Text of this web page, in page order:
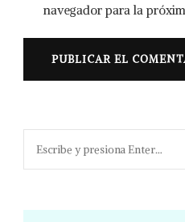
navegador para la